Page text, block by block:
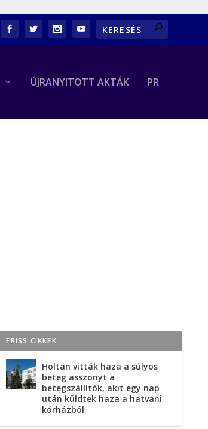
ÚJRANYITOTT AKTÁK PR
FRISS CIKKEK
Holtan vitták haza a súlyos
beteg asszonyt a
betegszállítók, akit egy nap
után küldtek haza a hatvani
kórházból